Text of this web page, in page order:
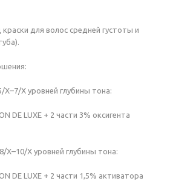
для волос средней густоты и
Х уровней глубины тона:
DE LUXE + 2 части 3% оксигента
Х–10/Х уровней глубины тона:
DE LUXE + 2 части 1,5% активатора